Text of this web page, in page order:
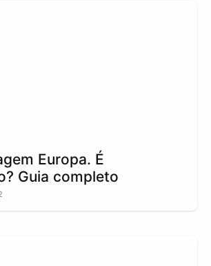
Europa. É
Guia completo